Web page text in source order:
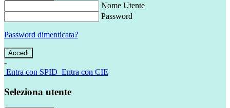
Nome Utente
Password
Password dimenticata?
-
Entra con SPID Entra con CIE
Seleziona utente